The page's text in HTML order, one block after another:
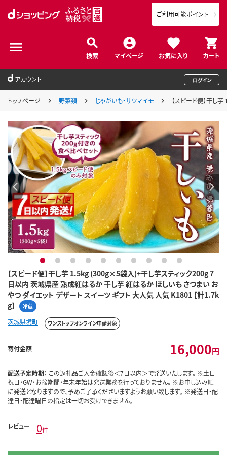
検索 マイページ お気に入り カート
ご利用可能ポイント
アカウント ログイン
トップページ 野菜類 じゃがいも・サツマイモ 【スピード便】干し
【スピード便】干し芋 1.5kg (300g×5袋入)+干し芋スティック200g 7
日以内 茨城県産 熟成紅はるか 干し芋 紅はるか ほしいも さつまい お
やつ ダイエット デザート スイーツ ギフト 大人気 人気 K1801 【計1.7k
g】
冷蔵
1 2 3 4 5 6 7 8 9 10
茨城県境町 ワンストップオンライン申請対象
寄付金額 16,000円
配送予定時期： この返礼品ご入金確認後＜7日以内＞で発送いたします。 ※土日
祝日・GW・お盆期間・年末年始は発送業務を行っておりません。 ※お申し込み順
に発送となりますので、予めご了承くださいますようお願い致します。 ※発送日・配
達日・配達曜日の指定は一切お受けできません。
レビュー 0件